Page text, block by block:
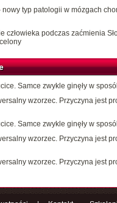
typ patologii w mózgach
człowieka podczas zaćmienia
Samce zwykle ginęły w
wzorzec. Przyczyna jest
Samce zwykle ginęły w
wzorzec. Przyczyna jest
wzorzec. Przyczyna jest